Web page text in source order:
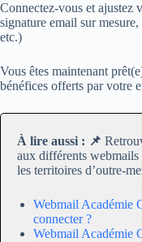
Connectez-vous et ajustez
signature email sur
etc.)
Vous êtes maintenant
bénéfices offerts par votre
À lire aussi : 📌
aux différents webmails
les territoires d’outre-
Webmail Académie
connecter ?
Webmail Académie